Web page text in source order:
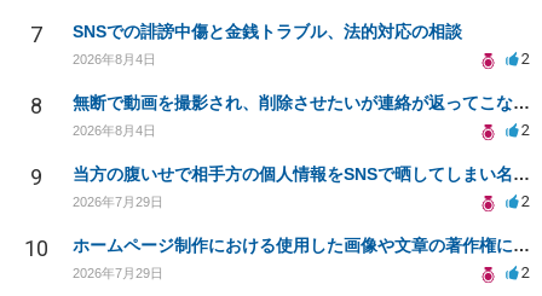
7 SNSでの誹謗中傷と金銭トラブル、法的対応の相談
2026年8月4日 2
8 無断で動画を撮影され、削除させたいが連絡が返ってこない。
2026年8月4日 2
9 当方の腹いせで相手方の個人情報をSNSで晒してしまい名誉毀損させてしまったかもしれない
2026年7月29日 2
10 ホームページ制作における使用した画像や文章の著作権について
2026年7月29日 2